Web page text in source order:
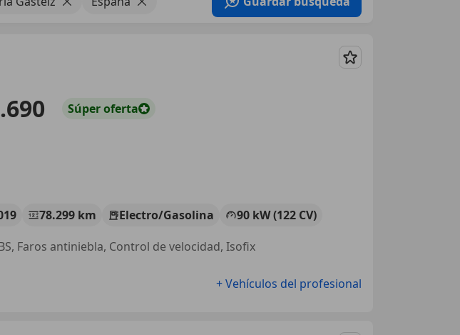
Guardar
Súperoferta
78.299 km Electro/Gasolina
90 kW (122 CV)
Faros antiniebla, Control de velocidad, Isofix
+ Vehículos del profesional